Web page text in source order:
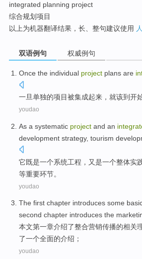
integrated planning project
综合规划项目
以上为机器翻译结果，长、整句建议使用
双语例句 权威例句
Once the individual project plans are
一旦单独的项目被集成起来 ， 就该到开
youdao
As a systematic project and an
development strategy, tourism
它既是一个系统工程 ，又是一个整体实
等重要环节。
youdao
The first chapter introduces some
second chapter introduces the
本文第一章介绍了整合营销传播的相关
了一个全面的介绍 ；
youdao